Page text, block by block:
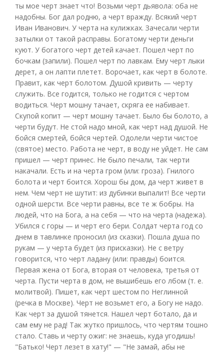
ты мое черт знает что! Возьми черт дьявола: оба не
надобны. Бог дал родню, а черт вражду. Всякий черт
Иван Иванович. У черта на кулижках. Зачесали черти
затылки от такой расправы. Богатому черти деньги
куют. У богатого черт детей качает. Пошел черт по
бочкам (запили). Пошел черт по лавкам. Ему черт лыки
дерет, а он лапти плетет. Ворочает, как черт в болоте.
Правит, как черт болотом. Душой кривить — черту
служить. Все годится, только не годится с чертом
водиться. Черт мошну тачает, скряга ее набивает.
Скупой копит — черт мошну тачает. Было бы болото, а
черти будут. Не стой надо мной, как черт над душой. Не
бойся смертей, бойся чертей. Одолели черти чистое
(святое) место. Работа не черт, в воду не уйдет. Не сам
пришел — черт принес. Не было печали, так черти
накачали. Есть и на черта гром (или: гроза). Гнилого
болота и черт боится. Хорош бы дом, да черт живет в
нем. Чем черт не шутит: из дубинки выпалит! Все черти
одной шерсти. Все черти равны, все те ж бобры. На
людей, что на Бога, а на себя — что на черта (надежа).
Убился с горы — и черт его бери. Солдат черта год со
днем в тавлинке проносил (из сказки). Пошла душа по
рукам — у черта будет (из присказки). Не с ветру
говорится, что черт ладану (или: правды) боится.
Первая жена от Бога, вторая от человека, третья от
черта. Пусти черта в дом, не вышибешь его лбом (т. е.
молитвой). Пишет, как черт шестом по Неглинной
(речка в Москве). Черт не возьмет его, а Богу не надо.
Как черт за душой тянется. Нашел черт ботало, да и
сам ему не рад! Так жутко пришлось, что чертям тошно
стало. Ставь и черту ожиг: не знаешь, куда угодишь!
"Батько! Черт лезет в хату!" — "Не замай, абы не